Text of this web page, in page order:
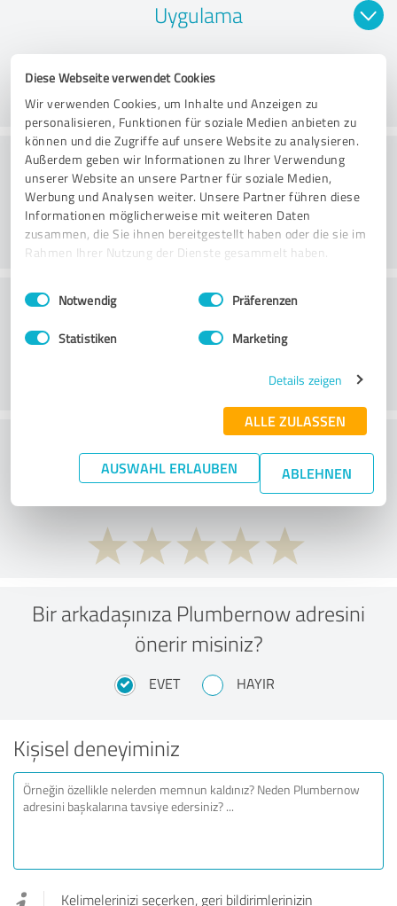
Diese Webseite verwendet Cookies
Wir verwenden Cookies, um Inhalte und Anzeigen zu
personalisieren, Funktionen für soziale Medien anbieten zu
können und die Zugriffe auf unsere Website zu analysieren.
Außerdem geben wir Informationen zu Ihrer Verwendung
unserer Website an unsere Partner für soziale Medien,
Werbung und Analysen weiter. Unsere Partner führen diese
Informationen möglicherweise mit weiteren Daten
zusammen, die Sie ihnen bereitgestellt haben oder die sie im
Rahmen Ihrer Nutzung der Dienste gesammelt haben.
Impressum Datenschutzbestimmungen
Einwilligungsauswahl
Notwendig Präferenzen
Statistiken Marketing
Details zeigen
ALLE ZULASSEN
AUSWAHL ERLAUBEN ABLEHNEN
Uygulama
Danışmanlık
Müşteri Hizmetleri
Fiyat/performans oranı hakkında ne
düşünüyorsunuz?
Bir arkadaşınıza Plumbernow adresini
önerir misiniz?
EVET HAYIR
Kişisel deneyiminiz
Kelimelerinizi seçerken, geri bildirimlerinizin